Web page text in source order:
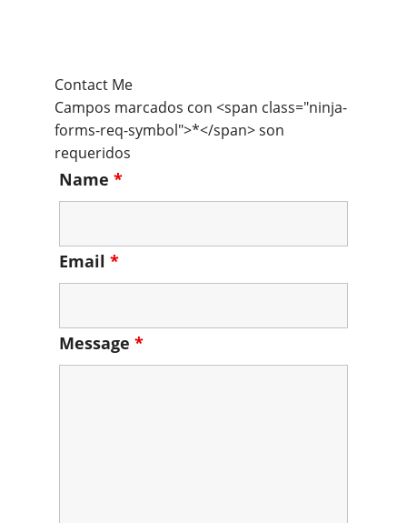
Contact Me
Campos marcados con <span class="ninja-
forms-req-symbol">*</span> son
requeridos
Name *
Email *
Message *